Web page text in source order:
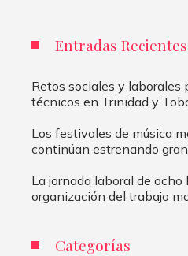
Entradas Recientes
Retos sociales y laborales
técnicos en Trinidad y
Los festivales de música
continúan estrenando
La jornada laboral de
organización del trabajo
Categorías